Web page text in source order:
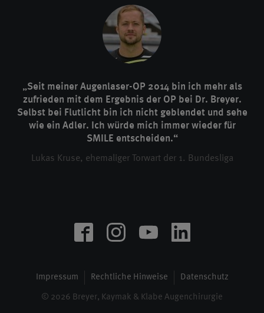
„Seit meiner Augenlaser-OP 2014 bin ich mehr als
zufrieden mit dem Ergebnis der OP bei Dr. Breyer.
Selbst bei Flutlicht bin ich nicht geblendet und sehe
wie ein Adler. Ich würde mich immer wieder für
SMILE entscheiden.“
Lukas Kruse, ehemaliger Torwart der 1. Bundesliga
Impressum Rechtliche Hinweise Datenschutz
© 2026 Breyer, Kaymak & Klabe Augenchirurgie